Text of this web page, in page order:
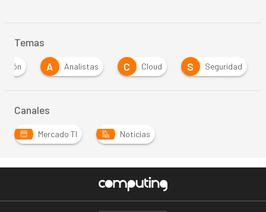
Temas
A Analistas C Cloud S Seguridad
Canales
Mercado TI Noticias